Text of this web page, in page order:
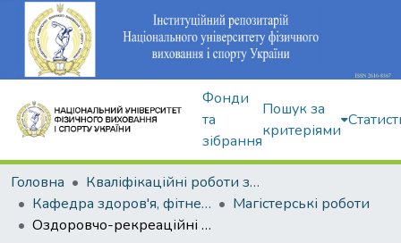
Фонди
та
зібрання
Пошук за
критеріями
Головна
Кваліфікаційні роботи здобувачів вищої освіти
Кафедра здоров'я, фітнесу та рекреації
Магістерські роботи
Оздоровчо-рекреаційні технології у підвищенні рівня здоров’я студентської молоді